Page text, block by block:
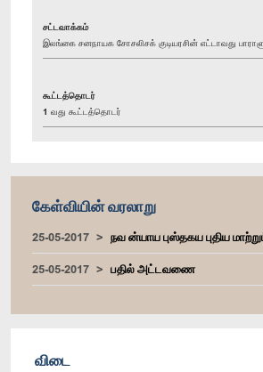
சட்டவாக்கம்
இலங்கை சனநாயக சோசலிசக் குடியரசின் எட்டாவது
கூட்டத்தொடர்
1 வது கூட்டத்தொடர்
கேள்வியின் வரலாறு
25-05-2017
நவ ன்யாய புஸ்தகய புதிய
25-05-2017
பதில் அட்டவணை
விடை